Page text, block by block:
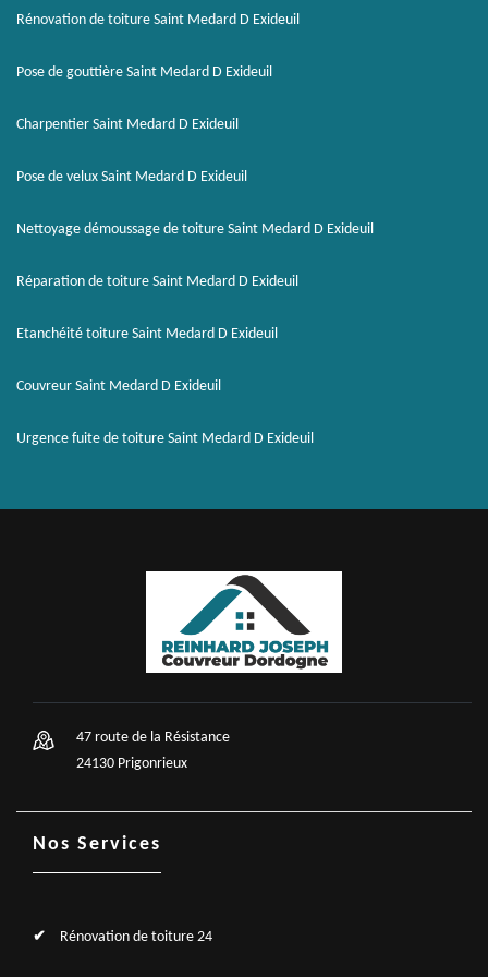
Rénovation de toiture Saint Medard D Exideuil
Pose de gouttière Saint Medard D Exideuil
Charpentier Saint Medard D Exideuil
Pose de velux Saint Medard D Exideuil
Nettoyage démoussage de toiture Saint Medard D Exideuil
Réparation de toiture Saint Medard D Exideuil
Etanchéité toiture Saint Medard D Exideuil
Couvreur Saint Medard D Exideuil
Urgence fuite de toiture Saint Medard D Exideuil
47 route de la Résistance
24130 Prigonrieux
Nos Services
Rénovation de toiture 24